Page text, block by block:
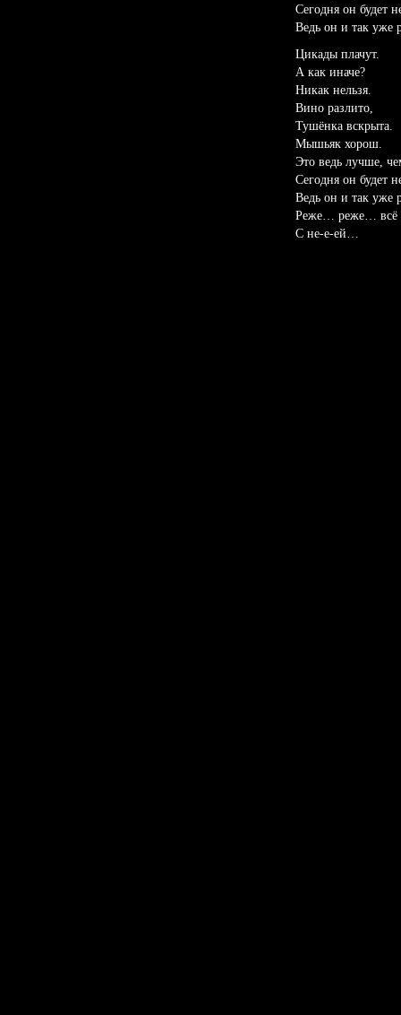
Сегодня он будет
Ведь он и так уже
Цикады плачут.
А как иначе?
Никак нельзя.
Вино разлито,
Тушёнка вскрыта.
Мышьяк хорош.
Это ведь лучше,
Сегодня он будет
Ведь он и так уже
Реже… реже…
С не-е-ей…